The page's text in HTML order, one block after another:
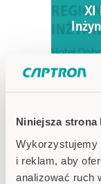
Niniejsza
Wykorzystujemy
i reklam, aby
analizować ruch
XI